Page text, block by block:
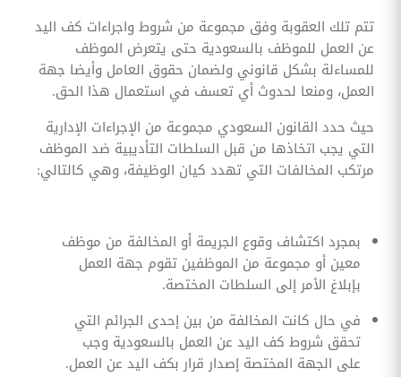
تتم تلك العقوبة وفق مجموعة من شروط واجراءات كف اليد
عن العمل للموظف بالسعودية حتى يتعرض الموظف
للمساءلة بشكل قانوني ولضمان حقوق العامل وأيضا جهة
العمل، ومنعا لحدوث أي تعسف في استعمال هذا الحق.
حيث حدد القانون السعودي مجموعة من الإجراءات الإدارية
التي يجب اتخاذها من قبل السلطات التأديبية ضد الموظف
مرتكب المخالفات التي تهدد كيان الوظيفة، وهي كالتالي:
بمجرد اكتشاف وقوع الجريمة أو المخالفة من موظف
معين أو مجموعة من الموظفين تقوم جهة العمل
بإبلاغ الأمر إلى السلطات المختصة.
في حال كانت المخالفة من بين إحدى الجرائم التي
تحقق شروط كف اليد عن العمل بالسعودية وجب
على الجهة المختصة إصدار قرار بكف اليد عن العمل.